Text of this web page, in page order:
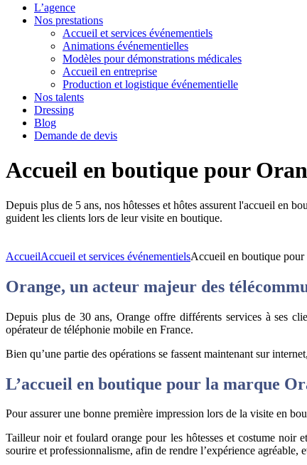
L’agence
Nos prestations
Accueil et services événementiels
Animations événementielles
Modèles pour démonstrations médicales
Accueil en entreprise
Production et logistique événementielle
Nos talents
Dressing
Blog
Demande de devis
Accueil en boutique pour
Depuis plus de 5 ans, nos hôtesses et hôtes assurent l'accueil en
guident les clients lors de leur visite en boutique.
AccueilAccueil et services événementielsAccueil en boutique pour
Orange, un acteur majeur des
Depuis plus de 30 ans,Orange offre différents services à ses
opérateur de téléphonie mobile en France.
Bien qu’une partie des opérations se fassent maintenant sur
L’accueil en boutique pour la marque
Pour assurer une bonne première impression lors de la visite en
Tailleur noiret foulard orange pour les hôtesses et costume noir
sourire et professionnalisme, afin de rendre l’expérience agréable,